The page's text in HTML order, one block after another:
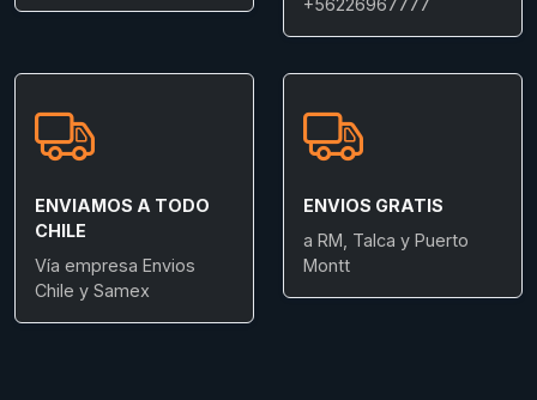
+56226967777
ENVIAMOS A TODO
CHILE
Vía empresa Envios
Chile y Samex
ENVIOS GRATIS
a RM, Talca y Puerto
Montt